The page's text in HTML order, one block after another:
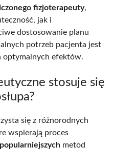
fizjoterapeuty,
jak i
dostosowanie planu
potrzeb pacjenta jest
optymalnych efektów.
stosuje się
się z różnorodnych
wspierają proces
metod